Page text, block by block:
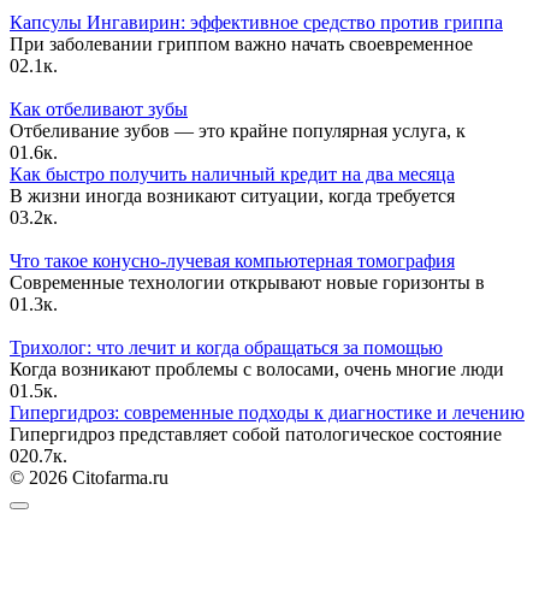
Капсулы Ингавирин: эффективное средство против гриппа
При заболевании гриппом важно начать своевременное
02.1к.
Как отбеливают зубы
Отбеливание зубов — это крайне популярная услуга, к
01.6к.
Как быстро получить наличный кредит на два месяца
В жизни иногда возникают ситуации, когда требуется
03.2к.
Что такое конусно-лучевая компьютерная томография
Современные технологии открывают новые горизонты в
01.3к.
Трихолог: что лечит и когда обращаться за помощью
Когда возникают проблемы с волосами, очень многие люди
01.5к.
Гипергидроз: современные подходы к диагностике и лечению
Гипергидроз представляет собой патологическое состояние
020.7к.
© 2026 Citofarma.ru